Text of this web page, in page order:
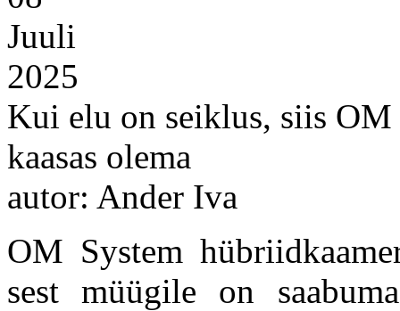
Juuli
2025
Kui elu on seiklus, siis
kaasas olema
autor: Ander Iva
OM System
sest müügile on